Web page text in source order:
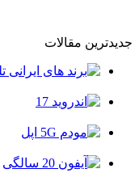
جدیدترین مقالات